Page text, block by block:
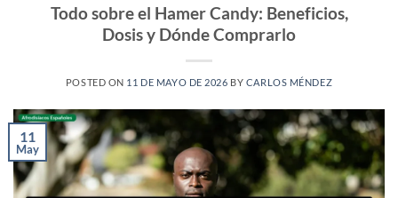
Todo sobre el Hamer Candy: Beneficios,
Dosis y Dónde Comprarlo
POSTED ON 11 DE MAYO DE 2026 BY CARLOS MÉNDEZ
11
May